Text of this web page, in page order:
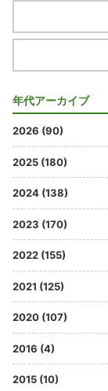
年代アーカイブ
2026 (90)
2025 (180)
2024 (138)
2023 (170)
2022 (155)
2021 (125)
2020 (107)
2016 (4)
2015 (10)